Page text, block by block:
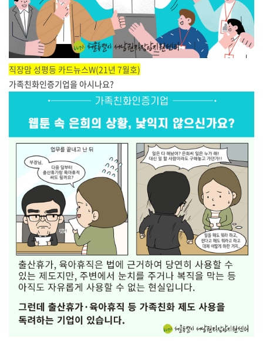
직장맘 성평등 카드뉴스W(21년 7월호)
가족친화인증기업을 아시나요?